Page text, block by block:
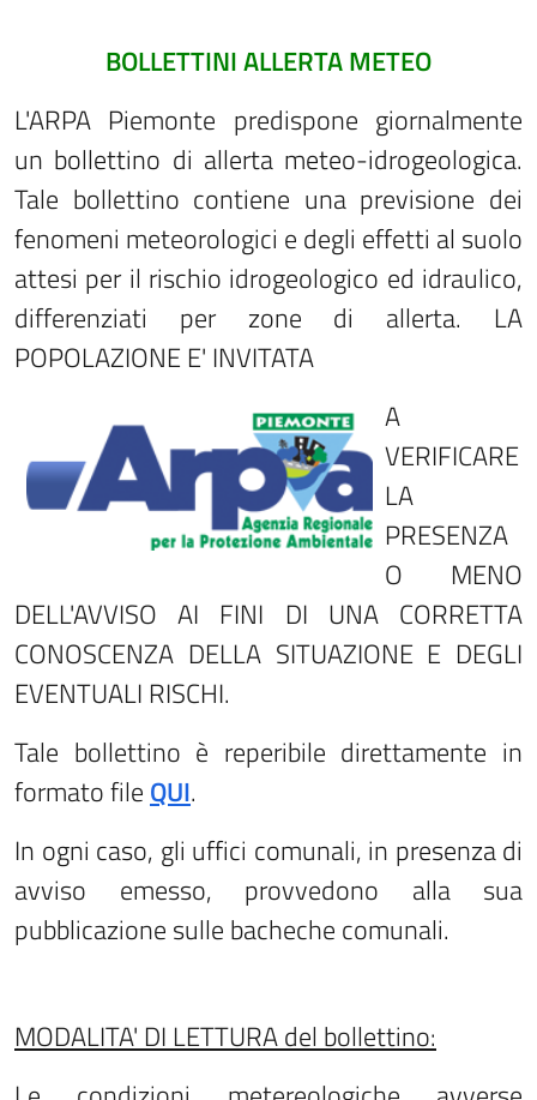
BOLLETTINI ALLERTA METEO
L'ARPA Piemonte predispone giornalmente
un bollettino di allerta meteo-idrogeologica.
Tale bollettino contiene una previsione dei
fenomeni meteorologici e degli effetti al suolo
attesi per il rischio idrogeologico ed idraulico,
differenziati per zone di allerta. LA
POPOLAZIONE E' INVITATA
A
VERIFICARE
LA
PRESENZA
O MENO
DELL'AVVISO AI FINI DI UNA CORRETTA
CONOSCENZA DELLA SITUAZIONE E DEGLI
EVENTUALI RISCHI.
Tale bollettino è reperibile direttamente in
formato file QUI.
In ogni caso, gli uffici comunali, in presenza di
avviso emesso, provvedono alla sua
pubblicazione sulle bacheche comunali.
MODALITA' DI LETTURA del bollettino: